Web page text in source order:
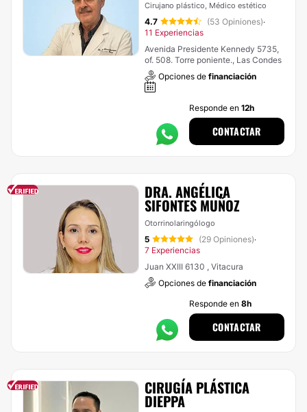
Cirujano plástico, Médico estético
4.7 (53 Opiniones)·
11 Experiencias
Avenida Presidente Kennedy 5735,
of. 508. Torre poniente., Las Condes
Opciones de financiación
Responde en 12h
CONTACTAR
DRA. ANGÉLICA
SIFONTES MUÑOZ
Otorrinolaringólogo
5 (29 Opiniones)·
7 Experiencias
Juan XXIII 6130 , Vitacura
Opciones de financiación
Responde en 8h
CONTACTAR
CIRUGÍA PLÁSTICA
DIEPPA